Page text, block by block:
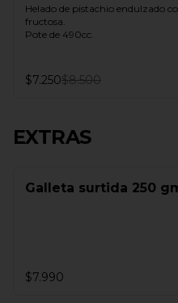
Helado de pistachio endulzado
fructosa.
Pote de 490cc.
$7.250$8.500
EXTRAS
Galleta surtida 250
$7.990